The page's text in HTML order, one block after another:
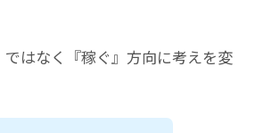
はなく『稼ぐ』方向に考えを変